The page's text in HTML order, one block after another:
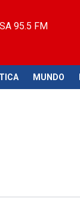
95.5 FM
MUNDO